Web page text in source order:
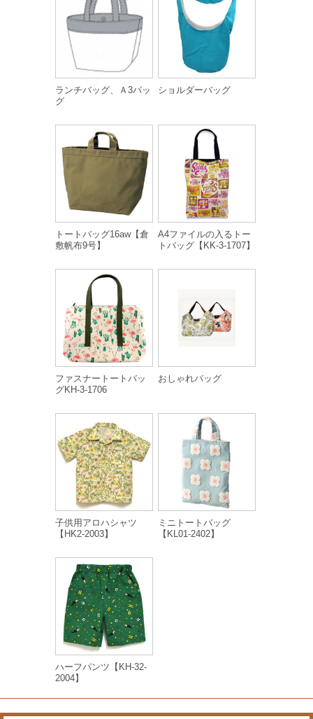
ランチバッグ、Ａ3バッ
グ
ショルダーバッグ
トートバッグ16aw【倉
敷帆布9号】
A4ファイルの入るトー
トバッグ【KK-3-1707】
ファスナートートバッ
グKH-3-1706
おしゃれバッグ
子供用アロハシャツ
【HK2-2003】
ミニトートバッグ
【KL01-2402】
ハーフパンツ【KH-32-
2004】